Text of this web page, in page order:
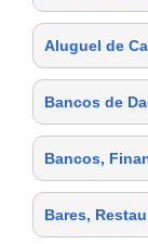
Aluguel de
Bancos de
Bancos,
Bares,